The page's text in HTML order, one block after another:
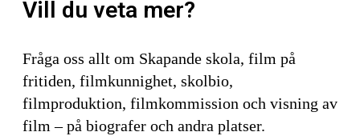
Vill du veta mer?
Fråga oss allt om Skapande skola, film på
fritiden, filmkunnighet, skolbio,
filmproduktion, filmkommission och visning av
film – på biografer och andra platser.